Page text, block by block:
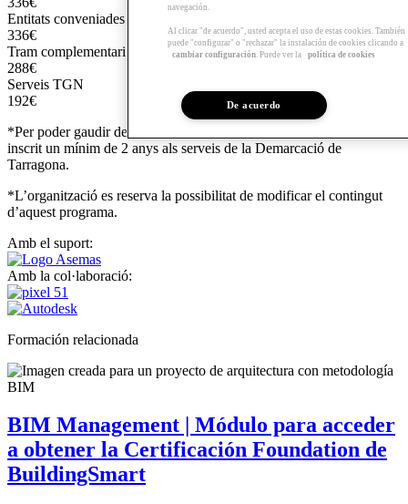
Entitats conveniades
336€
Tram complementari
288€
Serveis TGN
192€
*Per poder gaudir del descompte dels Serveis TGN s'ha d'estar
inscrit un mínim de 2 anys als serveis de la Demarcació de
Tarragona.
*L’organització es reserva la possibilitat de modificar el contingut
d’aquest programa.
Amb el suport:
Amb la col·laboració:
Formación relacionada
BIM Management | Módulo para acceder
a obtener la Certificación Foundation de
BuildingSmart
navegación.
Al clicar "de acuerdo", usted acepta el uso de estas cookies. También
puede "configurar" o "rechazar" la instalación de cookies clicando a
cambiar configuración. Puede ver la política de cookies
De acuerdo